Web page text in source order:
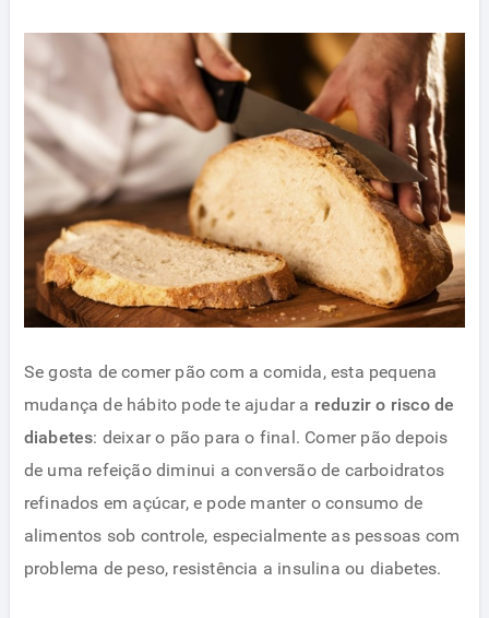
Se gosta de comer pão com a comida, esta pequena
mudança de hábito pode te ajudar a reduzir o risco de
diabetes: deixar o pão para o final. Comer pão depois
de uma refeição diminui a conversão de carboidratos
refinados em açúcar, e pode manter o consumo de
alimentos sob controle, especialmente as pessoas com
problema de peso, resistência a insulina ou diabetes.